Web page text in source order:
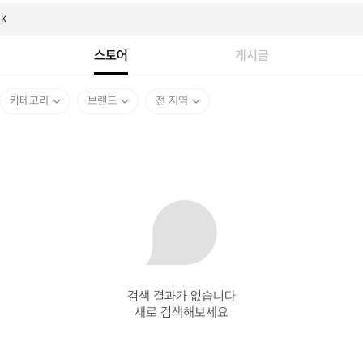
스토어 게시글
카테고리 브랜드 전 지역
검색 결과가 없습니다
새로 검색해보세요